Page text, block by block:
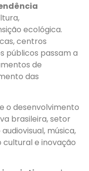
ecológica.
centros
públicos passam a
de
das
o desenvolvimento
brasileira, setor
música,
cultural e inovação